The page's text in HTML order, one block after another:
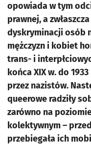
opowiada w tym
prawnej, a
dyskryminacji osób
mężczyzn i kobiet
trans- i
końca XIX w. do
przez nazistów.
queerowe radziły
zarówno na
kolektywnym –
przebiegała ich